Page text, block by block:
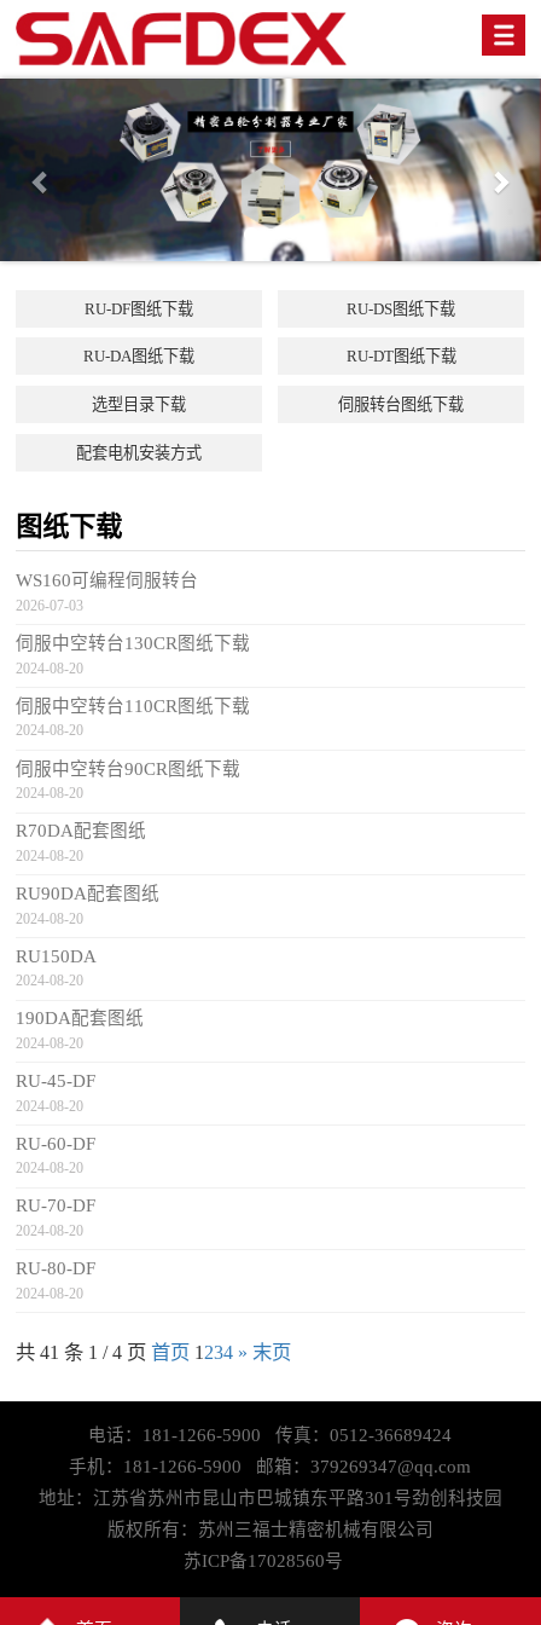
Previous
RU-DF图纸下载 RU-DS图纸下载
RU-DA图纸下载 RU-DT图纸下载
选型目录下载 伺服转台图纸下载
配套电机安装方式
图纸下载
WS160可编程伺服转台
2026-07-03
伺服中空转台130CR图纸下载
2024-08-20
伺服中空转台110CR图纸下载
2024-08-20
伺服中空转台90CR图纸下载
2024-08-20
R70DA配套图纸
2024-08-20
RU90DA配套图纸
2024-08-20
RU150DA
2024-08-20
190DA配套图纸
2024-08-20
RU-45-DF
2024-08-20
RU-60-DF
2024-08-20
RU-70-DF
2024-08-20
RU-80-DF
2024-08-20
共 41 条 1 / 4 页 首页 1 234 » 末页
电话：181-1266-5900 传真：0512-36689424
手机：181-1266-5900 邮箱：379269347@qq.com
地址：江苏省苏州市昆山市巴城镇东平路301号劲创科技园
版权所有：苏州三福士精密机械有限公司
苏ICP备17028560号